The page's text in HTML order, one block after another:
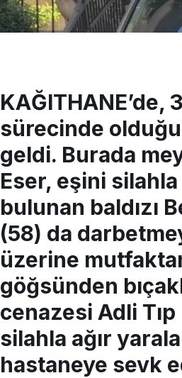
KAĞITHANE’de,
sürecinde olduğu
geldi. Burada
Eser, eşini silahla
bulunan baldızı
(58) da
üzerine
göğsünden
cenazesi Adli
silahla ağır
hastaneye sevk